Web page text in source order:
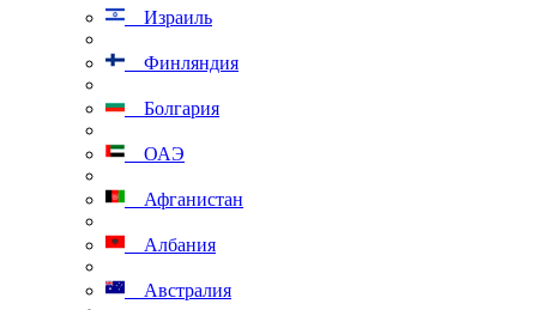
Израиль
Финляндия
Болгария
ОАЭ
Афганистан
Албания
Австралия